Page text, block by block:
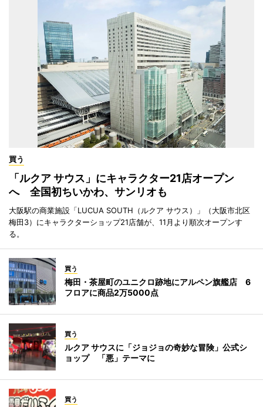
買う
「ルクア サウス」にキャラクター21店オープン
へ 全国初ちいかわ、サンリオも
大阪駅の商業施設「LUCUA SOUTH（ルクア サウス）」（大阪市北区
梅田3）にキャラクターショップ21店舗が、11月より順次オープンす
る。
買う
梅田・茶屋町のユニクロ跡地にアルペン旗艦店 6
フロアに商品2万5000点
買う
ルクア サウスに「ジョジョの奇妙な冒険」公式シ
ョップ 「悪」テーマに
買う